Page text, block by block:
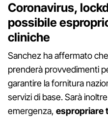
Coronavirus,
possibile
cliniche
Sanchez ha affermato
prenderà provvedimenti
garantire la fornitura
servizi di base. Sarà
emergenza, espropriare